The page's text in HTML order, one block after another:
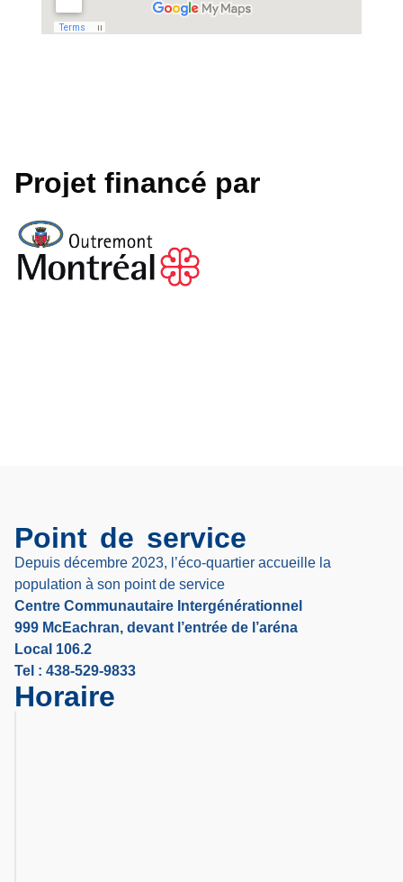
Projet financé par
Point de service
Depuis décembre 2023, l’éco-quartier accueille la
population à son point de service
Centre Communautaire Intergénérationnel
999 McEachran, devant l’entrée de l’aréna
Local 106.2
Tel : 438-529-9833
Horaire